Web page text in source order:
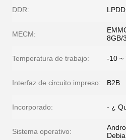
DDR:
MECM:
8GB/
Temperatura de trabajo: -10 ~
Interfaz de circuito impreso: B2B
Incorporado: - ¿
Sistema operativo: